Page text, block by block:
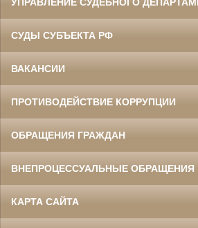
СУДЫ СУБЪЕКТА РФ
ВАКАНСИИ
ПРОТИВОДЕЙСТВИЕ КОРРУПЦИИ
ОБРАЩЕНИЯ ГРАЖДАН
ВНЕПРОЦЕССУАЛЬНЫЕ ОБРАЩЕНИЯ
КАРТА САЙТА